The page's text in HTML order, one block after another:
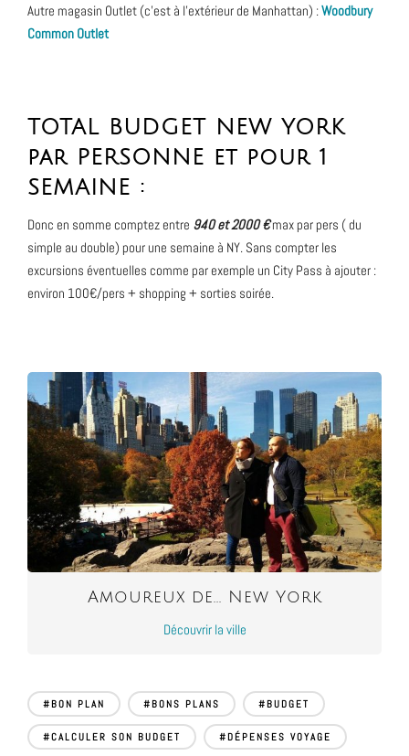
Autre magasin Outlet (c’est à l’extérieur de Manhattan) :Woodbury
Common Outlet
TOTAL BUDGET NEW YORK
par PERSONNE et pour 1
SEMAINE :
Donc en somme comptez entre 940 et 2000 €max par pers ( du
simple au double) pour une semaine à NY. Sans compter les
excursions éventuelles comme par exemple un City Pass à ajouter :
environ 100€/pers + shopping + sorties soirée.
Amoureux de... New York
Découvrir la ville
#BON PLAN #BONS PLANS #BUDGET
#CALCULER SON BUDGET #DÉPENSES VOYAGE